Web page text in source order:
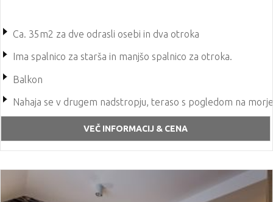
Ca. 35m2 za dve odrasli osebi in dva otroka
Ima spalnico za starša in manjšo spalnico za otroka.
Balkon
Nahaja se v drugem nadstropju, teraso s pogledom na
Soba ima 2 x TV, sef, mini bar, klima uređaj
VEČ INFORMACIJ & CENA